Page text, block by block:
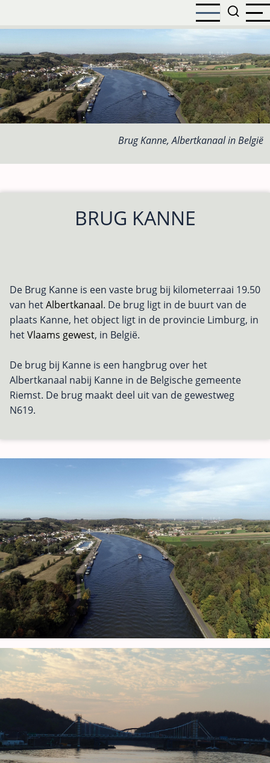
de
inhoud
gaan
Brug Kanne, Albertkanaal in België
BRUG KANNE
De Brug Kanne is een vaste brug bij kilometerraai 19.50
van hetAlbertkanaal. De brug ligt in de buurt van de
plaats Kanne, het object ligt in de provincie Limburg, in
hetVlaams gewest, in België.
De brug bij Kanne is een hangbrug over het
Albertkanaal nabij Kanne in de Belgische gemeente
Riemst. De brug maakt deel uit van de gewestweg
N619.